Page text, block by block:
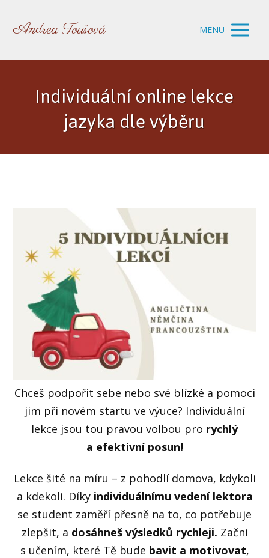
Andrea Toušová MENU
Individuální online lekce
jazyka dle výběru
Chceš podpořit sebe nebo své blízké a pomoci
jim při novém startu ve výuce? Individuální
lekce jsou tou pravou volbou pro rychlý
a efektivní posun!
Lekce šité na míru – z pohodlí domova, kdykoli
a kdekoli. Díky individuálnímu vedení lektora
se student zaměří přesně na to, co potřebuje
zlepšit, a dosáhneš výsledků rychleji. Začni
s učením, které Tě bude bavit a motivovat,